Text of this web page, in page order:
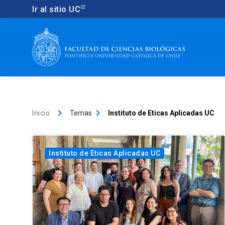
Ir al sitio UC
Inicio keyboard_arrow_right Temas keyboard_arrow_right Instituto de Eticas Aplicadas UC
Instituto de Eticas Aplicadas UC